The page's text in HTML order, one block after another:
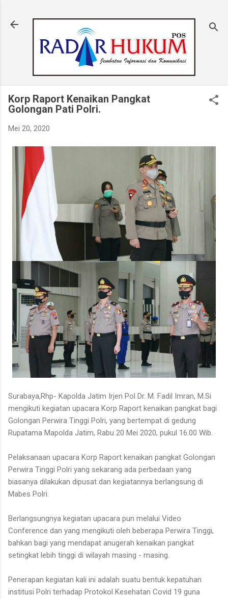
Korp Raport Kenaikan Pangkat
Golongan Pati Polri.
Mei 20, 2020
Surabaya,Rhp- Kapolda Jatim Irjen Pol Dr. M. Fadil Imran, M.Si
mengikuti kegiatan upacara Korp Raport kenaikan pangkat bagi
Golongan Perwira Tinggi Polri, yang bertempat di gedung
Rupatama Mapolda Jatim, Rabu 20 Mei 2020, pukul 16.00 Wib.
Pelaksanaan upacara Korp Raport kenaikan pangkat Golongan
Perwira Tinggi Polri yang sekarang ada perbedaan yang
biasanya dilakukan dipusat dan kegiatannya berlangsung di
Mabes Polri.
Berlangsungnya kegiatan upacara pun melalui Video
Conference dan yang mengikuti oleh beberapa Perwira Tinggi,
bahkan bagi yang mendapat anugerah kenaikan pangkat
setingkat lebih tinggi di wilayah masing - masing.
Penerapan kegiatan kali ini adalah suatu bentuk kepatuhan
institusi Polri terhadap Protokol Kesehatan Covid 19 guna